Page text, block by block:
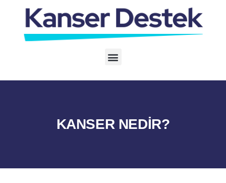
KANSER NEDİR?